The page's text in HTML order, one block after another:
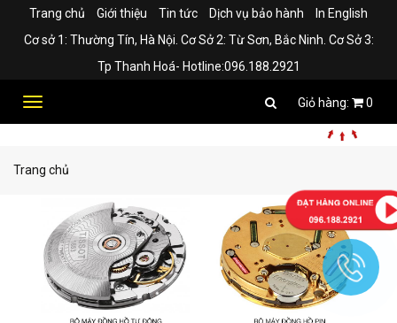
Trang chủ Giới thiệu Tin tức Dịch vụ bảo hành
In English
Cơ sở 1: Thường Tín, Hà Nội. Cơ Sở 2: Từ Sơn, Bắc Ninh. Cơ Sở 3:
Tp Thanh Hoá- Hotline:096.188.2921
Toggle
0
Trang chủ